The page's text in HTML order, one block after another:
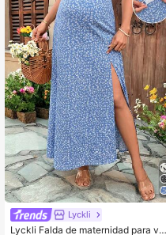
Lyckli
Lyckli Falda de maternidad para va